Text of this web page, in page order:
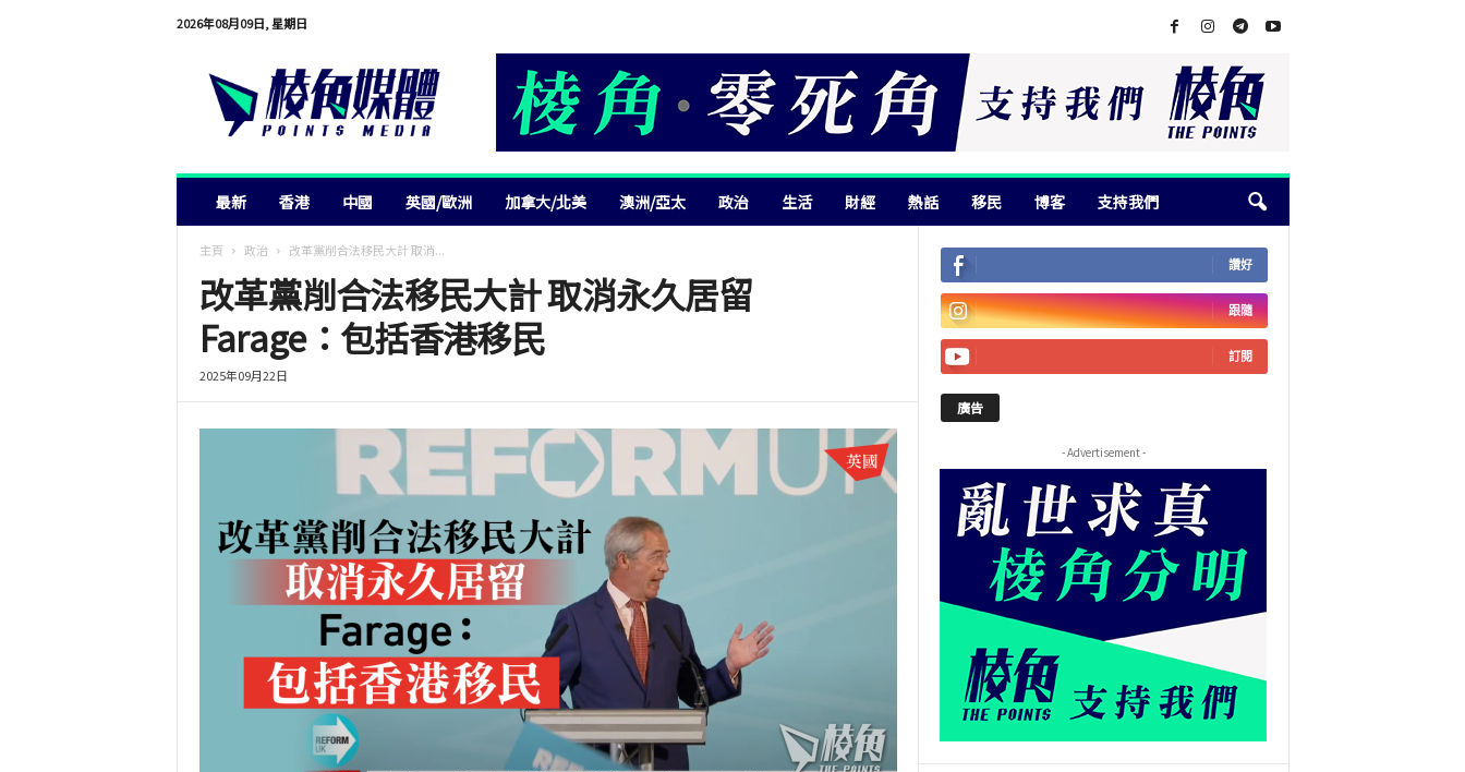
2026年08月09日, 星期日
最新 香港 中國 英國/歐洲 加拿大/北美 澳洲/亞太 政治 生活 財經 熱話 移民 博客 支持我們
主頁 政治 改革黨削合法移民大計 取消...
改革黨削合法移民大計 取消永久居留
Farage：包括香港移民
2025年09月22日
讚好
跟隨
訂閱
廣告
- Advertisement -